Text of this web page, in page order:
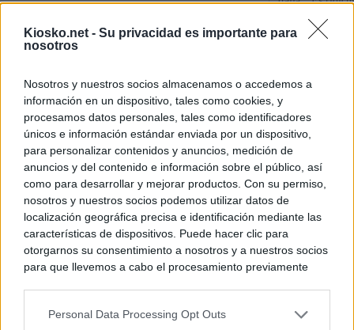
Kiosko.net - Su privacidad es importante para
nosotros
Nosotros y nuestros socios almacenamos o accedemos a
información en un dispositivo, tales como cookies, y
procesamos datos personales, tales como identificadores
únicos e información estándar enviada por un dispositivo,
para personalizar contenidos y anuncios, medición de
anuncios y del contenido e información sobre el público, así
como para desarrollar y mejorar productos. Con su permiso,
nosotros y nuestros socios podemos utilizar datos de
localización geográfica precisa e identificación mediante las
características de dispositivos. Puede hacer clic para
otorgarnos su consentimiento a nosotros y a nuestros socios
para que llevemos a cabo el procesamiento previamente
negar su consentimiento. Tenga en cuenta que algún
Personal Data Processing Opt Outs
Última hora
tacha de
Sánchez
© Kiosko.net Aviso Legal Privacidad y Cookies